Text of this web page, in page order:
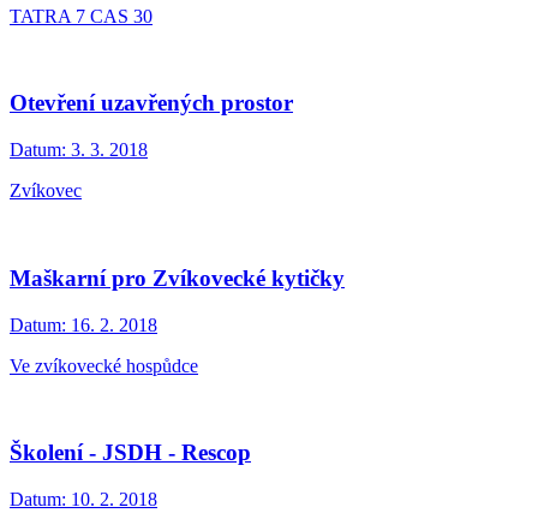
TATRA 7 CAS 30
Otevření uzavřených prostor
Datum: 3. 3. 2018
Zvíkovec
Maškarní pro Zvíkovecké kytičky
Datum: 16. 2. 2018
Ve zvíkovecké hospůdce
Školení - JSDH - Rescop
Datum: 10. 2. 2018